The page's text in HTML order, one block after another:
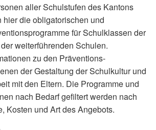
aller Schulstufen des Kantons
hier die obligatorischen und
für Schulklassen der
weiterführenden Schulen.
zu den Präventions-
der Gestaltung der Schulkultur und
mit den Eltern. Die Programme und
nach Bedarf gefiltert werden nach
Kosten und Art des Angebots.